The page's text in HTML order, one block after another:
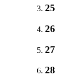
25
26
27
28